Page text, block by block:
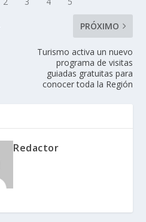
PRÓXIMO
Turismo activa un nuevo
programa de visitas
guiadas gratuitas para
conocer toda la Región
Redactor